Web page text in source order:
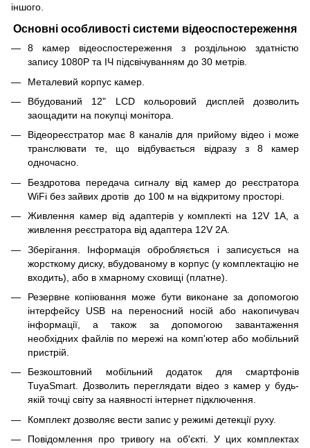
іншого.
Основні особливості системи відеоспостереження
8 камер відеоспостереження з роздільною здатністю
запису 1080P та ІЧ підсвічуванням до 30 метрів.
Металевий корпус камер.
Вбудований 12" LCD кольоровий дисплей дозволить
заощадити на покупці монітора.
Відеореєстратор має 8 каналів для прийому відео і може
транслювати те, що відбувається відразу з 8 камер
одночасно.
Бездротова передача сигналу від камер до реєстратора
WiFi без зайвих дротів до 100 м на відкритому просторі.
Живлення камер від адаптерів у комплекті на 12V 1A, а
живлення реєстратора від адаптера 12V 2A.
Зберігання. Інформація обробляється і записується на
жорсткому диску, вбудованому в корпус (у комплектацію не
входить), або в хмарному сховищі (платне).
Резервне копіювання може бути виконане за допомогою
інтерфейсу USB на переносний носій або накопичувач
інформації, а також за допомогою завантаження
необхідних файлів по мережі на комп'ютер або мобільний
пристрій.
Безкоштовний мобільний додаток для смартфонів
TuyaSmart. Дозволить переглядати відео з камер у будь-
якій точці світу за наявності інтернет підключення.
Комплект дозволяє вести запис у режимі детекції руху.
Повідомлення про тривогу на об'єкті. У цих комплектах